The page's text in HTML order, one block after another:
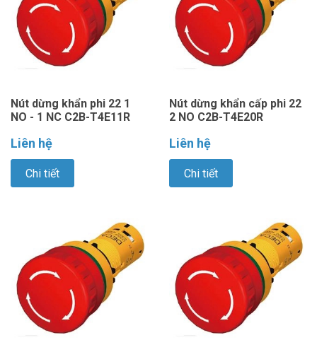
Nút dừng khẩn phi 22 1
NO - 1 NC C2B-T4E11R
Liên hệ
Chi tiết
Nút dừng khẩn cấp phi 22
2 NO C2B-T4E20R
Liên hệ
Chi tiết